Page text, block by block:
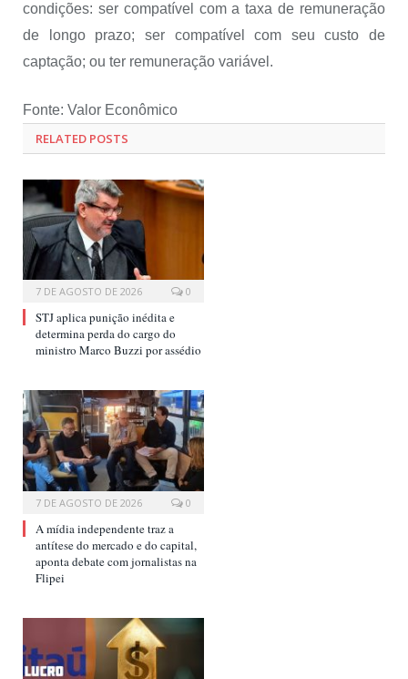
condições: ser compatível com a taxa de remuneração
de longo prazo; ser compatível com seu custo de
captação; ou ter remuneração variável.
Fonte: Valor Econômico
RELATED POSTS
7 DE AGOSTO DE 2026 0
STJ aplica punição inédita e
determina perda do cargo do
ministro Marco Buzzi por assédio
7 DE AGOSTO DE 2026 0
A mídia independente traz a
antítese do mercado e do capital,
aponta debate com jornalistas na
Flipei